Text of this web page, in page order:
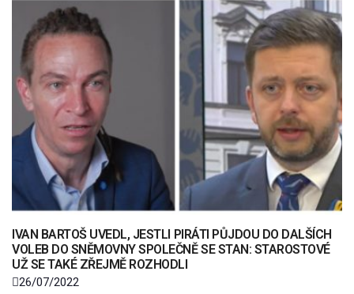
IVAN BARTOŠ UVEDL, JESTLI PIRÁTI PŮJDOU DO DALŠÍCH
VOLEB DO SNĚMOVNY SPOLEČNĚ SE STAN: STAROSTOVÉ
UŽ SE TAKÉ ZŘEJMĚ ROZHODLI
26/07/2022